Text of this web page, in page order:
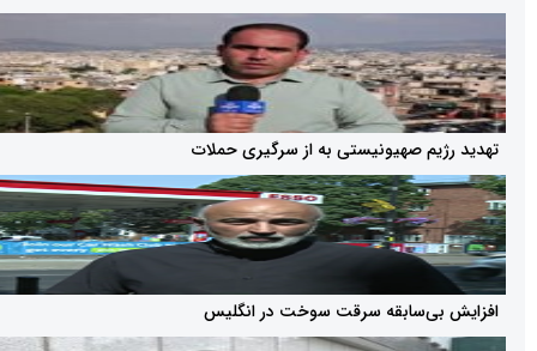
صهیونیستی به از سرگیری حملات
سرقت سوخت در انگلیس